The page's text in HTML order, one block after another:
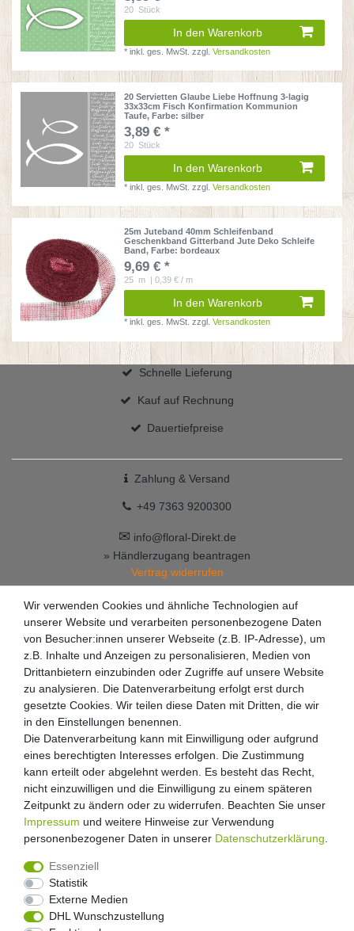
20 Stück
In den Warenkorb
*inkl. ges. MwSt. zzgl.Versandkosten
20 Servietten Glaube Liebe Hoffnung 3-lagig
33x33cm Fisch Konfirmation Kommunion
Taufe, Farbe: silber
3,89 € *
20 Stück
In den Warenkorb
*inkl. ges. MwSt. zzgl.Versandkosten
25m Juteband 40mm Schleifenband
Geschenkband Gitterband Jute Deko Schleife
Band, Farbe: bordeaux
9,69 € *
25 m | 0,39 € / m
In den Warenkorb
*inkl. ges. MwSt. zzgl.Versandkosten
Schnelle Lieferung
Kauf auf Rechnung
Dauertiefpreise
Zahlung & Versand
+49 7363 9200300
✉ info@floral-Direkt.de
» Händlerzugang beantragen
Vertrag widerrufen
Widerrufs­recht Widerrufs­formular
Wir verwenden Cookies und ähnliche Technologien auf
unserer Website und verarbeiten personenbezogene Daten
von Besucher:innen unserer Webseite (z.B. IP-Adresse), um
z.B. Inhalte und Anzeigen zu personalisieren, Medien von
Drittanbietern einzubinden oder Zugriffe auf unsere Website
zu analysieren. Die Datenverarbeitung erfolgt erst durch
gesetzte Cookies. Wir teilen diese Daten mit Dritten, die wir
in den Einstellungen benennen.
Die Datenverarbeitung kann mit Einwilligung oder aufgrund
eines berechtigten Interesses erfolgen. Die Zustimmung
kann erteilt oder abgelehnt werden. Es besteht das Recht,
nicht einzuwilligen und die Einwilligung zu einem späteren
Zeitpunkt zu ändern oder zu widerrufen. Beachten Sie unser
Impressum und weitere Hinweise zur Verwendung
personenbezogener Daten in unserer Daten­schutz­erklärung
Essenziell
Statistik
Externe Medien
DHL Wunschzustellung